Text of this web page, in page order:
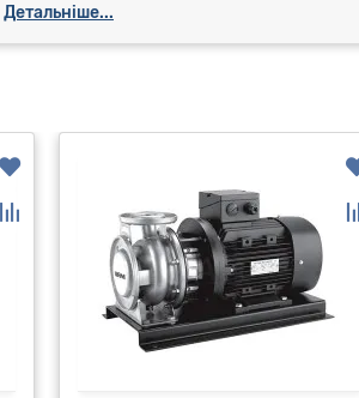
Детальніше...